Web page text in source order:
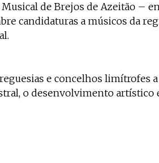
de Brejos de Azeitão –
candidaturas a músicos da
e concelhos limítrofes
o desenvolvimento artístico